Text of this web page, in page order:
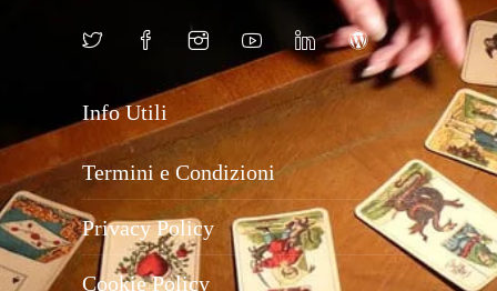
Info Utili
Termini e Condizioni
Privacy Policy
Cookie Policy